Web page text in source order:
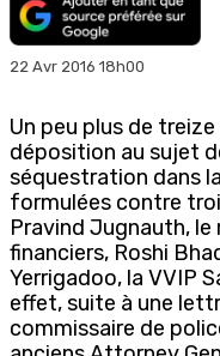
22 Avr 2016 18h00
Un peu plus de
déposition au sujet
séquestration dans
formulées contre
Pravind Jugnauth,
financiers, Roshi
Yerrigadoo, la VVIP
effet, suite à une
commissaire de